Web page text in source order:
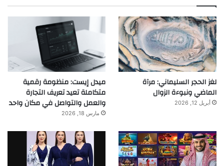
لغز الحجر السليماني: مرآة
الماضي ونبوءة الزوال
أبريل 12, 2026
ميدل إيست: منظومة رقمية
متكاملة تعيد تعريف التجارة
والعمل والتواصل في مكان واحد
مارس 18, 2026